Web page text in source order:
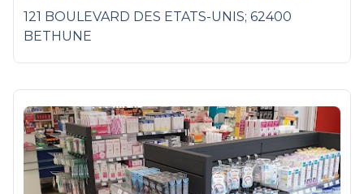
121 BOULEVARD DES ETATS-UNIS; 62400
BETHUNE